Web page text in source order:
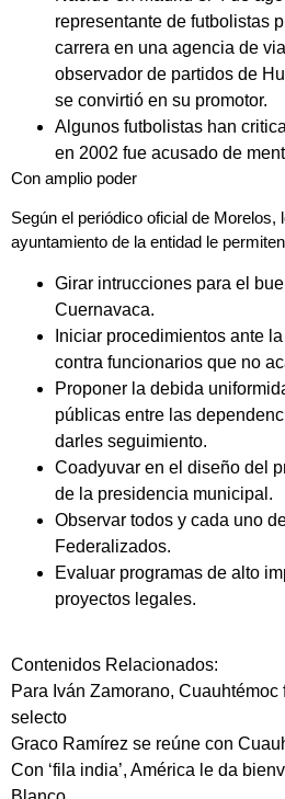
representante de futbolistas
carrera en una agencia de
observador de partidos de
se convirtió en su promotor.
Algunos futbolistas han
en 2002 fue acusado de
Con amplio poder
Según el periódico oficial de Morelos,
ayuntamiento de la entidad le
Girar intrucciones para el
Cuernavaca.
Iniciar procedimientos ante
contra funcionarios que no
Proponer la debida
públicas entre las
darles seguimiento.
Coadyuvar en el diseño del
de la presidencia municipal.
Observar todos y cada uno
Federalizados.
Evaluar programas de alto
proyectos legales.
Contenidos Relacionados:
Para Iván Zamorano,
selecto
Graco Ramírez se reúne con
Con ‘fila india’, América le da